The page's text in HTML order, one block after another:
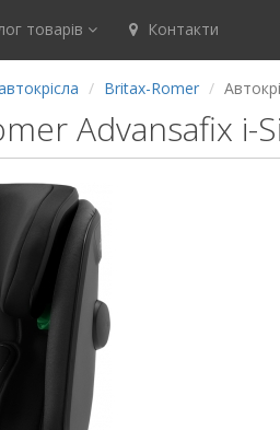
товарів Контакти
Britax-Romer
Advansafix i-